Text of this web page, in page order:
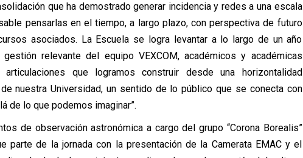
que ha demostrado generar incidencia y redes a una escala
pensarlas en el tiempo, a largo plazo, con perspectiva de futuro
asociados. La Escuela se logra levantar a lo largo de un año
relevante del equipo VEXCOM, académicos y académicas
que logramos construir desde una horizontalidad
nuestra Universidad, un sentido de lo público que se conecta con
de lo que podemos imaginar”.
de observación astronómica a cargo del grupo “Corona Borealis”
parte de la jornada con la presentación de la Camerata EMAC y el